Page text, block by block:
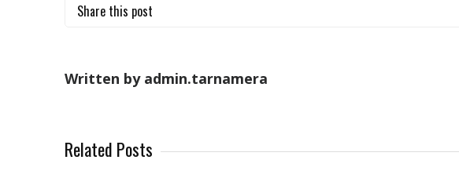
Share this post
Written by admin.tarnamera
Related Posts